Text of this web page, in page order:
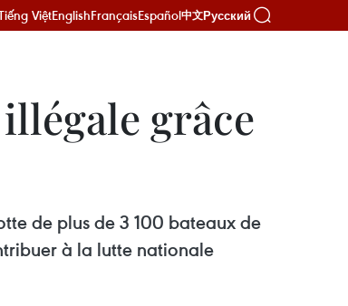
ViệtEnglishFrançaisEspañol中文Русский
grâce
de plus de 3 100 bateaux de
à la lutte nationale